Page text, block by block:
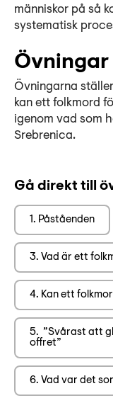
människor på så
systematisk
Övningar
Övningarna
kan ett folkmord
igenom vad som
Srebrenica.
Gå direkt till
1. Påståenden
3. Vad är ett
4. Kan ett
5. ”Svårast att
offret”
6. Vad var det